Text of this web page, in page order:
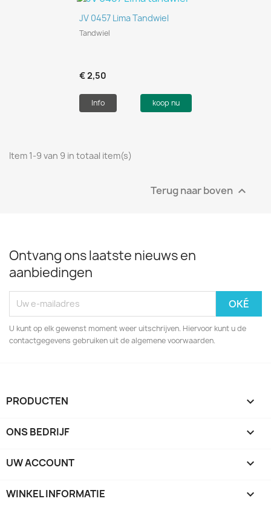
JV 0457 Lima Tandwiel
Tandwiel
€ 2,50
Info koop nu
Item 1-9 van 9 in totaal item(s)
Terug naar boven 
Ontvang ons laatste nieuws en
aanbiedingen
U kunt op elk gewenst moment weer uitschrijven. Hiervoor kunt u de
contactgegevens gebruiken uit de algemene voorwaarden.
PRODUCTEN 
ONS BEDRIJF 
UW ACCOUNT 
WINKEL INFORMATIE keyboard_arrow_down